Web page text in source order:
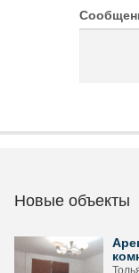
Новые объекты